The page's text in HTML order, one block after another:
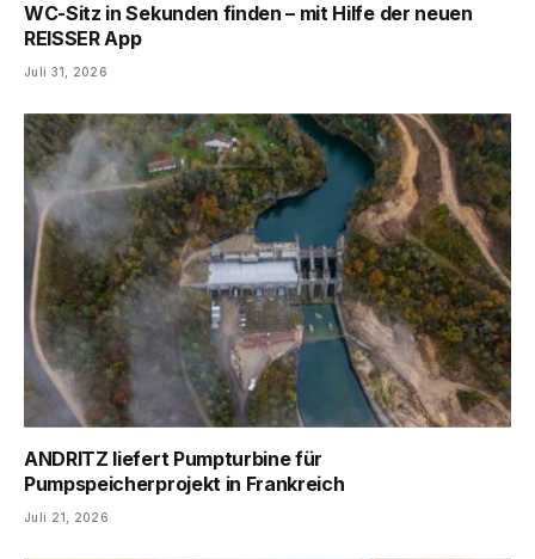
WC-Sitz in Sekunden finden – mit Hilfe der neuen
REISSER App
Juli 31, 2026
ANDRITZ liefert Pumpturbine für
Pumpspeicherprojekt in Frankreich
Juli 21, 2026